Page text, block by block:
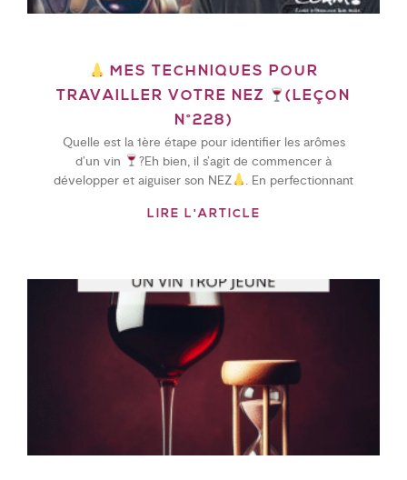
MES TECHNIQUES POUR
TRAVAILLER VOTRE NEZ
(LEÇON
N°228)
Quelle est la 1ère étape pour identifier les arômes
d’un vin
?Eh bien, il s’agit de commencer à
développer et aiguiser son NEZ
. En perfectionnant
LIRE L'ARTICLE